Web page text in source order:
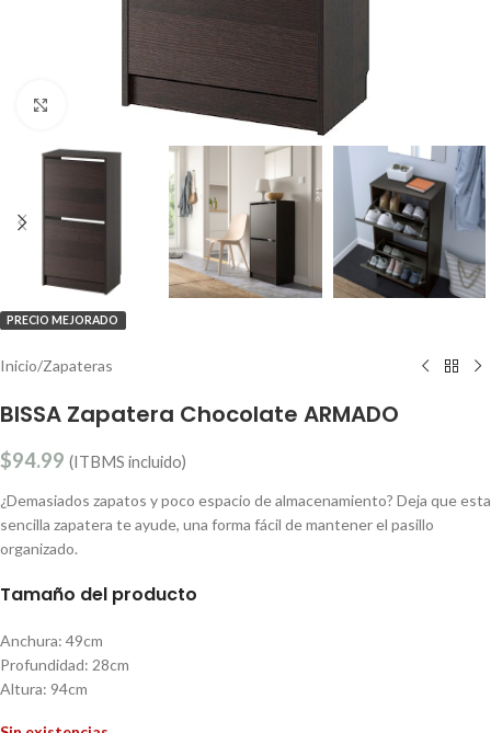
Clic para ampliar
PRECIO MEJORADO
Inicio/Zapateras
BISSA Zapatera Chocolate ARMADO
$94.99 (ITBMS incluido)
¿Demasiados zapatos y poco espacio de almacenamiento? Deja que esta
sencilla zapatera te ayude, una forma fácil de mantener el pasillo
organizado.
Tamaño del producto
Anchura: 49cm
Profundidad: 28cm
Altura: 94cm